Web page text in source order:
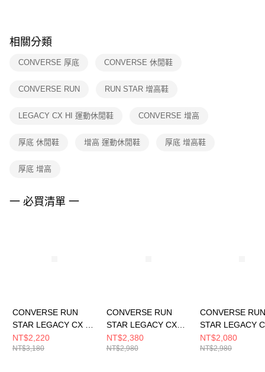
※ 交易是否成功請以「AFTEE先享後付 」之結帳頁面顯示為準，若有關於
是否繳費成功／繳費後需取消欲退款等相關疑問，請聯繫「AFTEE先享後付
客戶支援中心」 https://netprotections.freshdesk.com/support/home
１．透過由恩沛科技股份有限公司提供之「AFTEE先享後付」服務完成之交
權轉讓予恩沛科技股份有限公司。
３．未成年的使用者請事先徵得法定代理人或監護人之同意方可使用
任。
請求用戶進行身份認證。
５．嚴禁一人註冊多個帳號或使用他人資訊註冊。若發現惡意使用之情形，
相關分類
CONVERSE 厚底 CONVERSE 休閒鞋
CONVERSE RUN RUN STAR 增高鞋
LEGACY CX HI 運動休閒鞋 CONVERSE 增高
厚底 休閒鞋 增高 運動休閒鞋 厚底 增高鞋
厚底 增高
一 必買清單 一
CONVERSE RUN
STAR LEGACY CX HI
EGRET/BLACK/WHIT
E 男女 厚底 增高 休閒
NT$2,220
NT$3,180
CONVERSE RUN
STAR LEGACY CX
OX
BLACK/EGRET/WHIT
NT$2,380
NT$2,980
CONVERSE RUN
STAR LEGACY
OX
EGRET/BLACK/
NT$2,080
NT$2,980